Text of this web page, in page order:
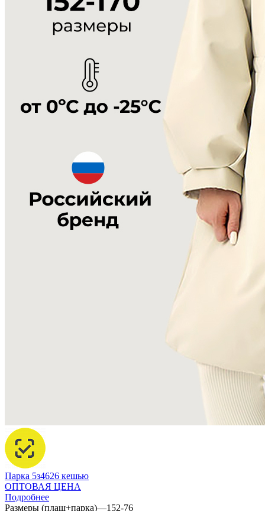
Парка 5з4626 кешью
ОПТОВАЯ ЦЕНА
Подробнее
Размеры (плащ+парка)—152-76